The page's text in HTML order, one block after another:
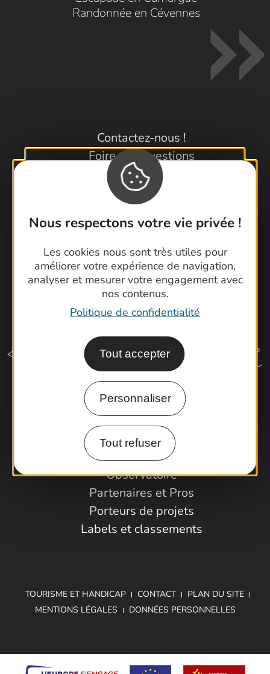
Nous respectons votre vie privée !
Les cookies nous sont très utiles pour
améliorer votre expérience de navigation,
analyser et mesurer votre engagement avec
nos contenus.
Politique de confidentialité
Tout accepter
Personnaliser
Tout refuser
Randonnée en Cévennes
Contactez-nous !
Foire aux questions
Brochures
Cartoguides et Topoguides
Espace Pro
Observatoire
Partenaires et Pros
Porteurs de projets
Labels et classements
TOURISME ET HANDICAP CONTACT
PLAN DU SITE
MENTIONS LÉGALES
DONNÉES PERSONNELLES